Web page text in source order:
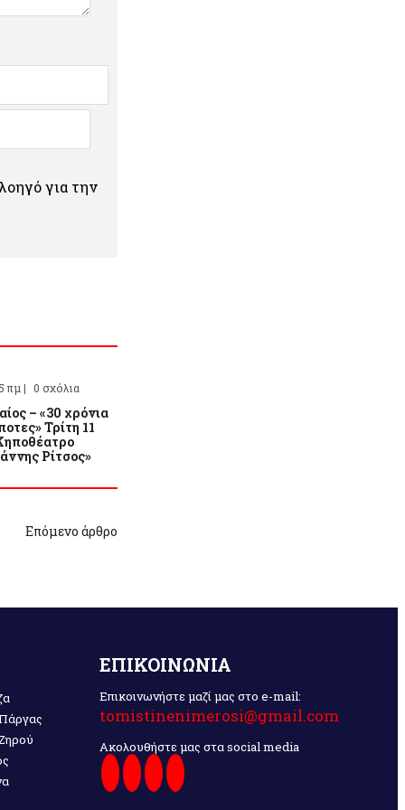
για την
πμ | 0 σχόλια
– «30 χρόνια
Τρίτη 11
Ρίτσος»
Επόμενο άρθρο
ΕΠΙΚΟΙΝΩΝΙΑ
Επικοινωνήστε μαζί μας στο e-mail:
tomistinenimerosi@gmail.com
Ακολουθήστε μας στα social media